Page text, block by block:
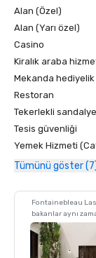
Alan (Özel)
Alan (Yarı özel)
Casino
Kiralık araba
Mekanda hediyelik
Restoran
Tekerlekli
Tesis güvenliği
Yemek Hizmeti
Tümünü göster
Fontainebleau
bakanlar aynı